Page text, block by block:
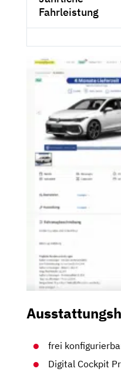
Fahrleistung
frei
Digital Cockpit